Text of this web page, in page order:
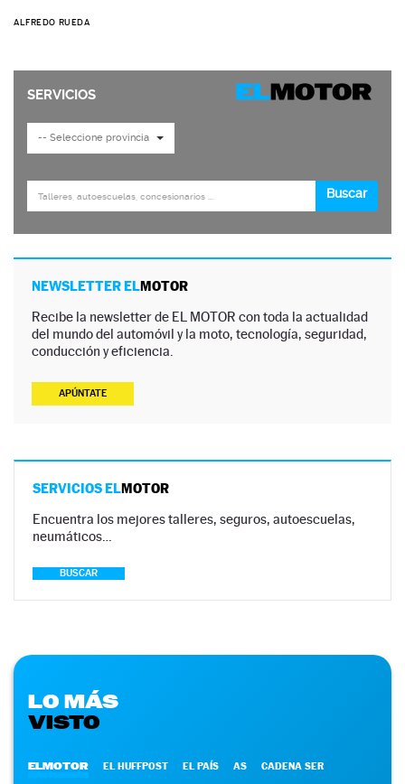
ALFREDO RUEDA
NEWSLETTER ELMOTOR
Recibe la newsletter de EL MOTOR con toda la actualidad
del mundo del automóvil y la moto, tecnología, seguridad,
conducción y eficiencia.
APÚNTATE
SERVICIOS ELMOTOR
Encuentra los mejores talleres, seguros, autoescuelas,
neumáticos…
BUSCAR
LO MÁS
VISTO
ELMOTOR EL HUFFPOST EL PAÍS AS CADENA SER